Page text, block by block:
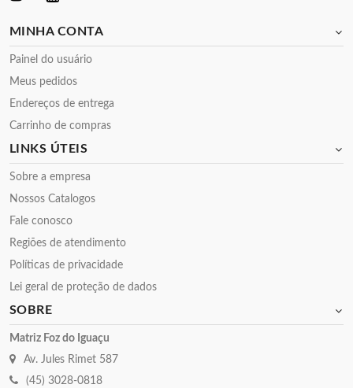
MINHA CONTA
Painel do usuário
Meus pedidos
Endereços de entrega
Carrinho de compras
LINKS ÚTEIS
Sobre a empresa
Nossos Catalogos
Fale conosco
Regiões de atendimento
Políticas de privacidade
Lei geral de proteção de dados
SOBRE
Matriz Foz do Iguaçu
Av. Jules Rimet 587
(45) 3028-0818